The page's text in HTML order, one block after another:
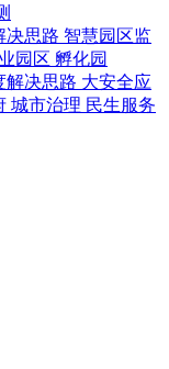
决思路 智慧园区监
园区 孵化园
解决思路 大安全应
城市治理 民生服务